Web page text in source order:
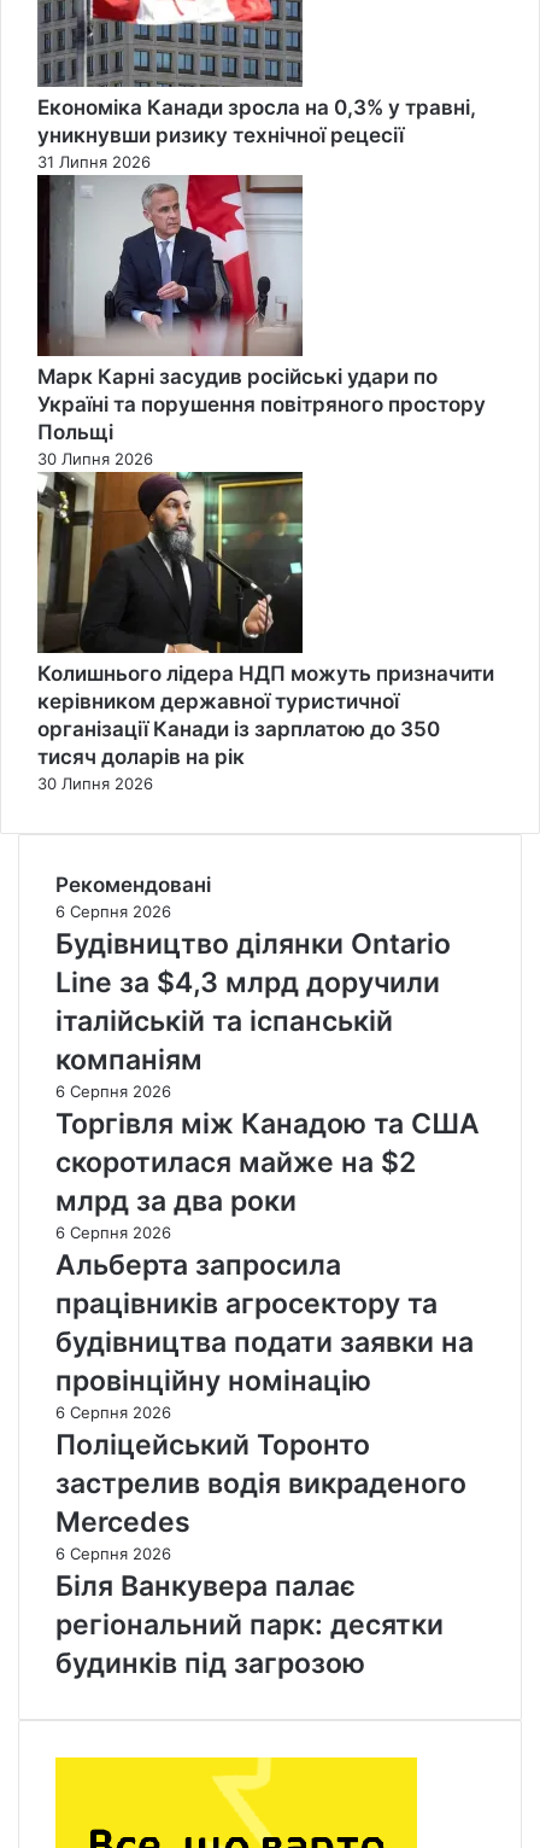
Економіка Канади зросла на 0,3% у травні,
уникнувши ризику технічної рецесії
31 Липня 2026
Марк Карні засудив російські удари по
Україні та порушення повітряного простору
Польщі
30 Липня 2026
Колишнього лідера НДП можуть призначити
керівником державної туристичної
організації Канади із зарплатою до 350
тисяч доларів на рік
30 Липня 2026
Рекомендовані
6 Серпня 2026
Будівництво ділянки Ontario
Line за $4,3 млрд доручили
італійській та іспанській
компаніям
6 Серпня 2026
Торгівля між Канадою та США
скоротилася майже на $2
млрд за два роки
6 Серпня 2026
Альберта запросила
працівників агросектору та
будівництва подати заявки на
провінційну номінацію
6 Серпня 2026
Поліцейський Торонто
застрелив водія викраденого
Mercedes
6 Серпня 2026
Біля Ванкувера палає
регіональний парк: десятки
будинків під загрозою